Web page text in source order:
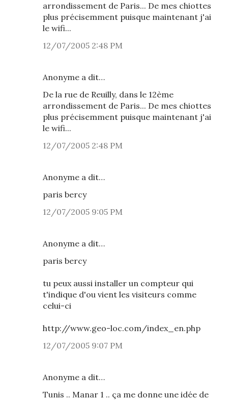
arrondissement de Paris... De mes chiottes
plus précisemment puisque maintenant j'ai
le wifi...
12/07/2005 2:48 PM
Anonyme a dit…
De la rue de Reuilly, dans le 12ème
arrondissement de Paris... De mes chiottes
plus précisemment puisque maintenant j'ai
le wifi...
12/07/2005 2:48 PM
Anonyme a dit…
paris bercy
12/07/2005 9:05 PM
Anonyme a dit…
paris bercy
tu peux aussi installer un compteur qui
t'indique d'ou vient les visiteurs comme
celui-ci
http://www.geo-loc.com/index_en.php
12/07/2005 9:07 PM
Anonyme a dit…
Tunis .. Manar 1 .. ça me donne une idée de